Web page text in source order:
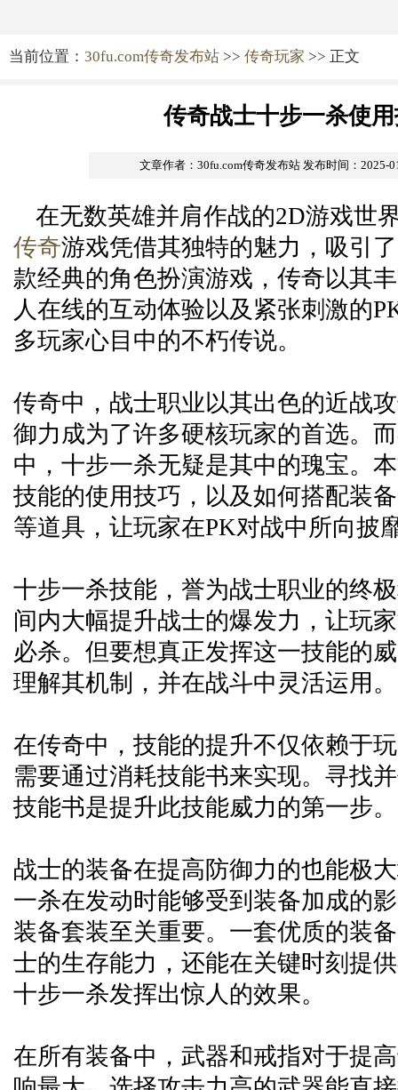
当前位置： 30fu.com传奇发布站 >> 传奇玩家 >> 正文
传奇战士十步一杀使
文章作者：30fu.com传奇发布站 发布时间：2025-
在无数英雄并肩作战的2D游戏世
传奇游戏凭借其独特的魅力，吸引
款经典的角色扮演游戏，传奇以其
人在线的互动体验以及紧张刺激的
多玩家心目中的不朽传说。
传奇中，战士职业以其出色的近战
御力成为了许多硬核玩家的首选。
中，十步一杀无疑是其中的瑰宝。
技能的使用技巧，以及如何搭配装
等道具，让玩家在PK对战中所向披
十步一杀技能，誉为战士职业的终
间内大幅提升战士的爆发力，让玩
必杀。但要想真正发挥这一技能的
理解其机制，并在战斗中灵活运用。
在传奇中，技能的提升不仅依赖于
需要通过消耗技能书来实现。寻找
技能书是提升此技能威力的第一步。
战士的装备在提高防御力的也能极
一杀在发动时能够受到装备加成的
装备套装至关重要。一套优质的装
士的生存能力，还能在关键时刻提
十步一杀发挥出惊人的效果。
在所有装备中，武器和戒指对于提